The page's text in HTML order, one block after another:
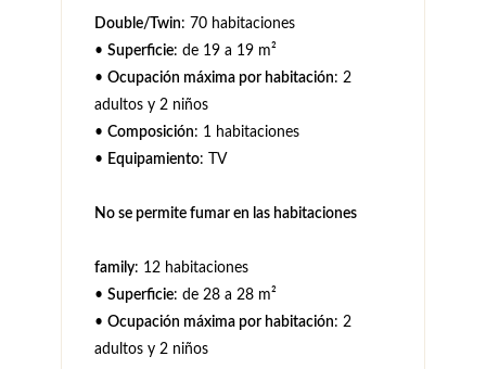
Double/Twin: 70 habitaciones
• Superficie: de 19 a 19 m²
• Ocupación máxima por habitación: 2
adultos y 2 niños
• Composición: 1 habitaciones
• Equipamiento: TV
No se permite fumar en las habitaciones
family: 12 habitaciones
• Superficie: de 28 a 28 m²
• Ocupación máxima por habitación: 2
adultos y 2 niños